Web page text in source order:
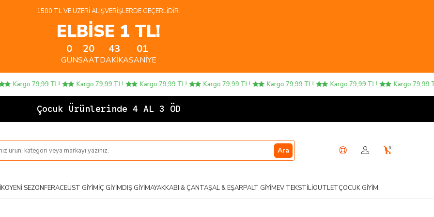
1500 TL VE ÜZERI ALIŞVERIŞLERDE GEÇERLIDIR.
ELBİSE 1 TL!
0
GÜN
20
SAAT
43
DAKIKA
00
SANIYE
Kargo 79,99 TL! Kargo 79,99 TL! Kargo 79,99 TL! Kargo 79,99 TL! Kargo 79,99 TL! Kargo 79,99 TL! Kargo 79,99 TL!
Çocuk Ürünlerinde 4 AL 3 ÖDE!
Ara 0
YENI SEZONFERACEÜST GIYIMİÇ GIYIMDIŞ GIYIMAYAKKABI & ÇANTAŞAL & EŞARPALT GIYIMEV TEKSTILIOUTLETÇOCUK GIYIM